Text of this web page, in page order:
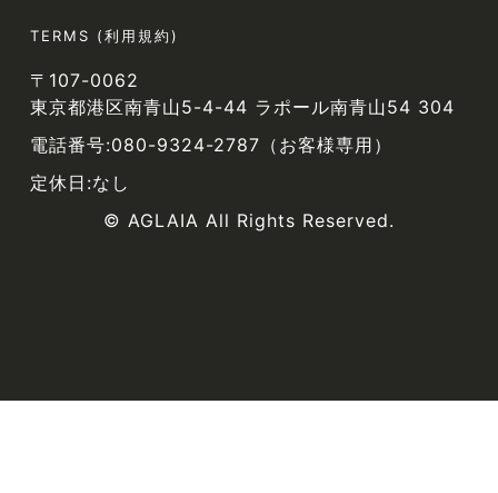
TERMS (利用規約)
〒107-0062
東京都港区南青山5-4-44 ラポール南青山54 304
電話番号:080-9324-2787（お客様専用）
定休日:なし
© AGLAIA All Rights Reserved.